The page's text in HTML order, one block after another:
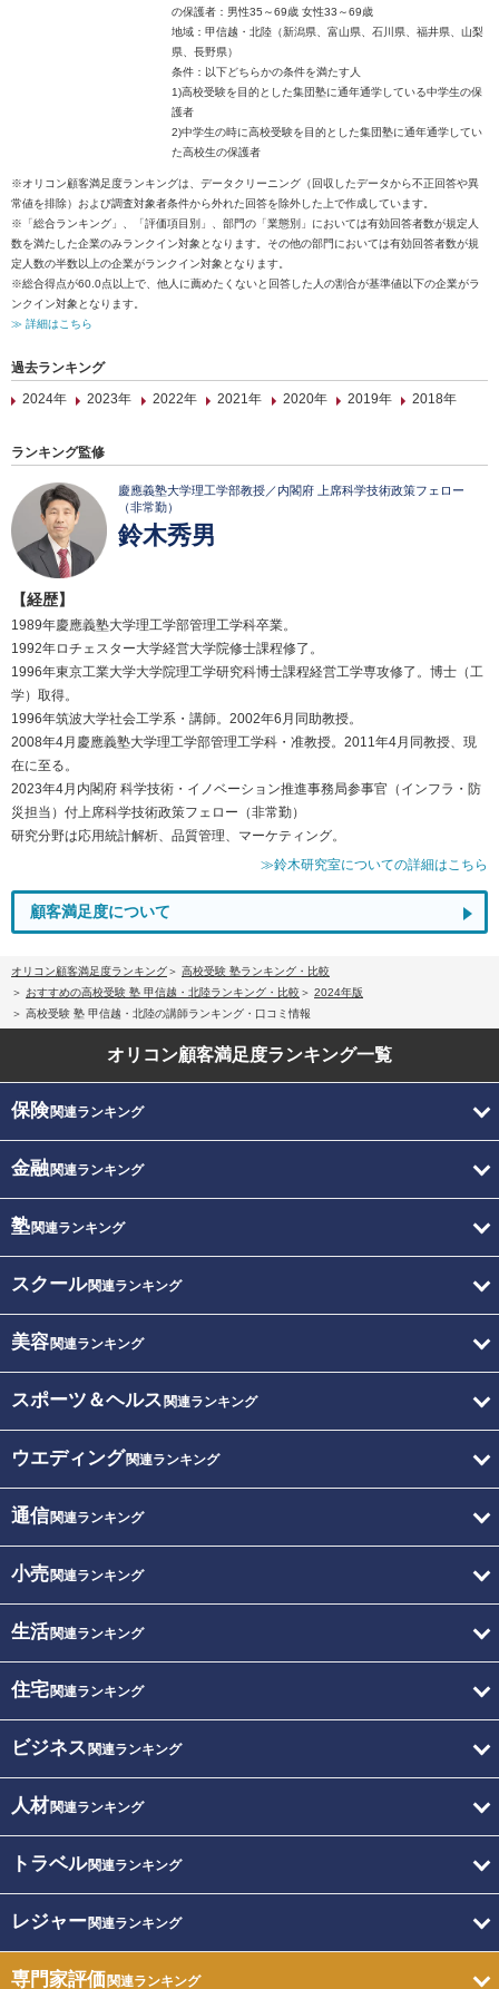
の保護者：男性35～69歳 女性33～69歳
地域：甲信越・北陸（新潟県、富山県、石川県、福井県、山梨
県、長野県）
条件：以下どちらかの条件を満たす人
1)高校受験を目的とした集団塾に通年通学している中学生の保
護者
2)中学生の時に高校受験を目的とした集団塾に通年通学してい
た高校生の保護者
※オリコン顧客満足度ランキングは、データクリーニング（回収したデータから不正回答や異
常値を排除）および調査対象者条件から外れた回答を除外した上で作成しています。
※「総合ランキング」、「評価項目別」、部門の「業態別」においては有効回答者数が規定人
数を満たした企業のみランクイン対象となります。その他の部門においては有効回答者数が規
定人数の半数以上の企業がランクイン対象となります。
※総合得点が60.0点以上で、他人に薦めたくないと回答した人の割合が基準値以下の企業がラ
ンクイン対象となります。
≫ 詳細はこちら
過去ランキング
2024年
2023年 2022年 2021年 2020年 2019年 2018年
ランキング監修
慶應義塾大学理工学部教授／内閣府 上席科学技術政策フェロー
（非常勤）
鈴木秀男
【経歴】
1989年慶應義塾大学理工学部管理工学科卒業。
1992年ロチェスター大学経営大学院修士課程修了。
1996年東京工業大学大学院理工学研究科博士課程経営工学専攻修了。博士（工
学）取得。
1996年筑波大学社会工学系・講師。2002年6月同助教授。
2008年4月慶應義塾大学理工学部管理工学科・准教授。2011年4月同教授、現
在に至る。
2023年4月内閣府 科学技術・イノベーション推進事務局参事官（インフラ・防
災担当）付上席科学技術政策フェロー（非常勤）
研究分野は応用統計解析、品質管理、マーケティング。
≫鈴木研究室についての詳細はこちら
顧客満足度について
オリコン顧客満足度ランキング
高校受験 塾ランキング・比較
おすすめの高校受験 塾 甲信越・北陸ランキング・比較
2024年版
高校受験 塾 甲信越・北陸の講師ランキング・口コミ情報
オリコン顧客満足度ランキング一覧
保険関連ランキング
金融関連ランキング
塾関連ランキング
スクール関連ランキング
美容関連ランキング
スポーツ＆ヘルス 関連ランキング
ウエディング関連ランキング
通信関連ランキング
小売関連ランキング
生活関連ランキング
住宅関連ランキング
ビジネス 関連ランキング
人材関連ランキング
トラベル関連ランキング
レジャー関連ランキング
専門家評価関連ランキング